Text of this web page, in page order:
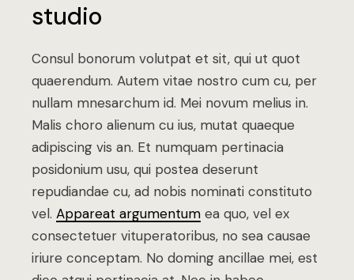
studio
Consul bonorum volutpat et sit, qui ut quot
quaerendum. Autem vitae nostro cum cu, per
nullam mnesarchum id. Mei novum melius in.
Malis choro alienum cu ius, mutat quaeque
adipiscing vis an. Et numquam pertinacia
posidonium usu, qui postea deserunt
repudiandae cu, ad nobis nominati constituto
vel.Appareat argumentum ea quo, vel ex
consectetuer vituperatoribus, no sea causae
iriure conceptam. No doming ancillae mei, est